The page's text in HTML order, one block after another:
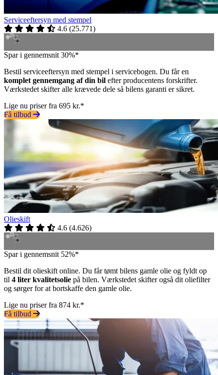
Serviceeftersyn med stempel
4.6 (25.771)
Spar i gennemsnit 30%*
Bestil serviceeftersyn med stempel i servicebogen. Du får en
komplet gennemgang af din bil efter producentens forskrifter.
Værkstedet skifter alle krævede dele så bilens garanti er sikret.
Lige nu priser fra 695 kr.*
Få tilbud
Olieskift
4.6 (4.626)
Spar i gennemsnit 52%*
Bestil dit olieskift online. Du får tømt bilens gamle olie og fyldt op
til 4 liter kvalitetsolie på bilen. Værkstedet skifter også dit oliefilter
og sørger for at bortskaffe den gamle olie.
Lige nu priser fra 874 kr.*
Få tilbud